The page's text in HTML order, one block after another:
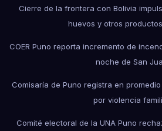
Cierre de la frontera con Bolivia
huevos y otros
COER Puno reporta incremento de
noche de San
Comisaría de Puno registra en
por violencia
Comité electoral de la UNA Puno